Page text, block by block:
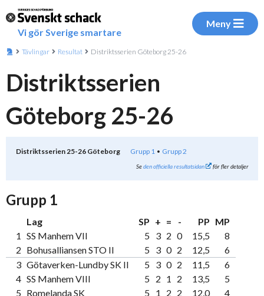
Vi gör Sverige smartare
Meny
Tävlingar Resultat Distriktsserien Göteborg 25-26
Distriktsserien
Göteborg 25-26
Distriktsserien 25-26 Göteborg Grupp 1 Grupp 2
Seden officiella resultatsidan för fler detaljer
Grupp 1
Lag SP + = - PP MP
1 SS Manhem VII 5 3 2 0 15,5
8
2 Bohusalliansen STO II 5 3 0 2 12,5
6
3 Götaverken-Lundby SK II 5 3 0 2 11,5
6
4 SS Manhem VIII 5 2 1 2 13,5
5
5 Romelanda SK 5 1 2 2 12,0
4